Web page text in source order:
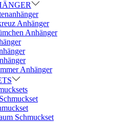
Anhänger
Anhänger
Anhänger
Schmuckset